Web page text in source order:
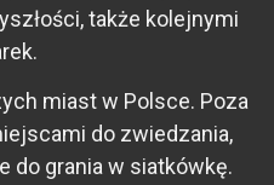
także kolejnymi
miast w Polsce. Poza
do zwiedzania,
do grania w siatkówkę.